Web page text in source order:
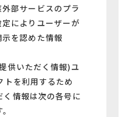
部サービスのプラ
定によりユーザーが
を認めた情報
供いただく情報)ユ
トを利用するため
く情報は次の各号に